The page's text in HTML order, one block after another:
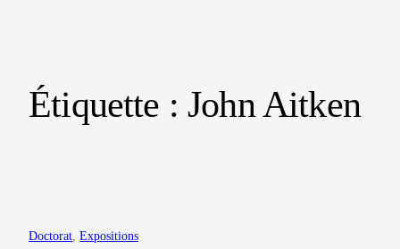
Étiquette :John Aitken
Doctorat Expositions